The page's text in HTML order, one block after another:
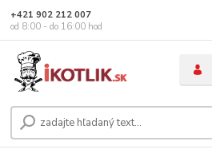
+421 902 212 007
od 8:00 - do 16:00 hod